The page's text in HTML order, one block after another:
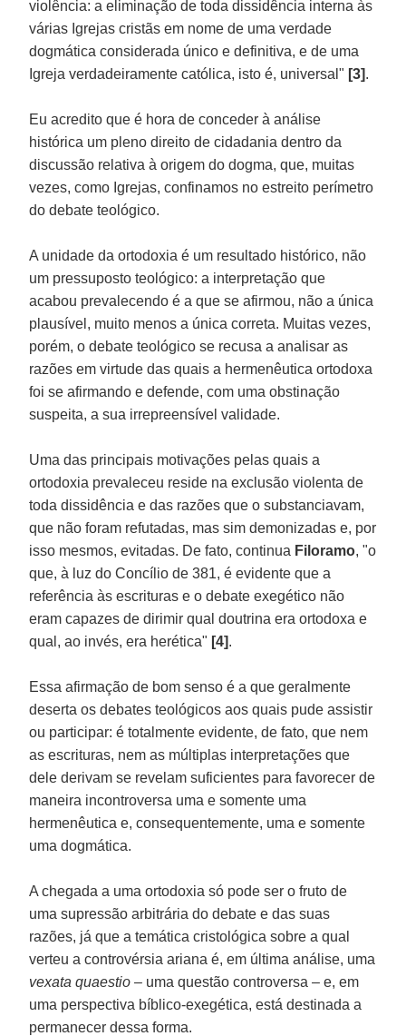
violência: a eliminação de toda dissidência interna às
várias Igrejas cristãs em nome de uma verdade
dogmática considerada único e definitiva, e de uma
Igreja verdadeiramente católica, isto é, universal" [3].
Eu acredito que é hora de conceder à análise
histórica um pleno direito de cidadania dentro da
discussão relativa à origem do dogma, que, muitas
vezes, como Igrejas, confinamos no estreito perímetro
do debate teológico.
A unidade da ortodoxia é um resultado histórico, não
um pressuposto teológico: a interpretação que
acabou prevalecendo é a que se afirmou, não a única
plausível, muito menos a única correta. Muitas vezes,
porém, o debate teológico se recusa a analisar as
razões em virtude das quais a hermenêutica ortodoxa
foi se afirmando e defende, com uma obstinação
suspeita, a sua irrepreensível validade.
Uma das principais motivações pelas quais a
ortodoxia prevaleceu reside na exclusão violenta de
toda dissidência e das razões que o substanciavam,
que não foram refutadas, mas sim demonizadas e, por
isso mesmos, evitadas. De fato, continua Filoramo, "o
que, à luz do Concílio de 381, é evidente que a
referência às escrituras e o debate exegético não
eram capazes de dirimir qual doutrina era ortodoxa e
qual, ao invés, era herética" [4].
Essa afirmação de bom senso é a que geralmente
deserta os debates teológicos aos quais pude assistir
ou participar: é totalmente evidente, de fato, que nem
as escrituras, nem as múltiplas interpretações que
dele derivam se revelam suficientes para favorecer de
maneira incontroversa uma e somente uma
hermenêutica e, consequentemente, uma e somente
uma dogmática.
A chegada a uma ortodoxia só pode ser o fruto de
uma supressão arbitrária do debate e das suas
razões, já que a temática cristológica sobre a qual
verteu a controvérsia ariana é, em última análise, uma
vexata quaestio – uma questão controversa – e, em
uma perspectiva bíblico-exegética, está destinada a
permanecer dessa forma.